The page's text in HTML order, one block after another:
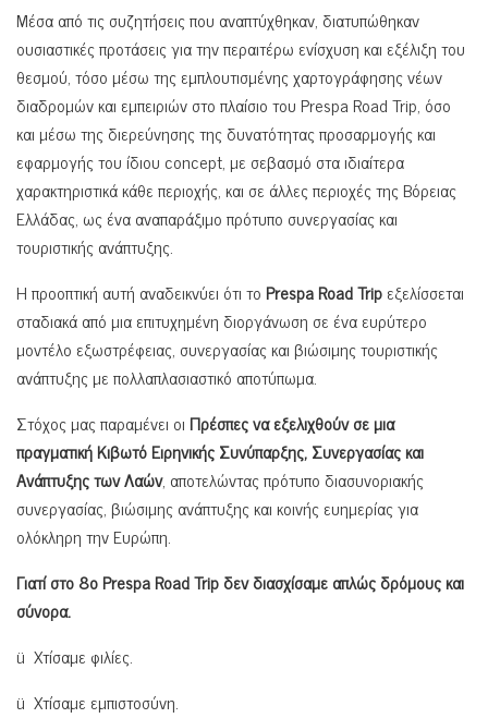
Μέσα από τις συζητήσεις που αναπτύχθηκαν, διατυπώθηκαν
ουσιαστικές προτάσεις για την περαιτέρω ενίσχυση και εξέλιξη του
θεσμού, τόσο μέσω της εμπλουτισμένης χαρτογράφησης νέων
διαδρομών και εμπειριών στο πλαίσιο του Prespa Road Trip, όσο
και μέσω της διερεύνησης της δυνατότητας προσαρμογής και
εφαρμογής του ίδιου concept, με σεβασμό στα ιδιαίτερα
χαρακτηριστικά κάθε περιοχής, και σε άλλες περιοχές της Βόρειας
Ελλάδας, ως ένα αναπαράξιμο πρότυπο συνεργασίας και
τουριστικής ανάπτυξης.
Η προοπτική αυτή αναδεικνύει ότι το Prespa Road Tripεξελίσσεται
σταδιακά από μια επιτυχημένη διοργάνωση σε ένα ευρύτερο
μοντέλο εξωστρέφειας, συνεργασίας και βιώσιμης τουριστικής
ανάπτυξης με πολλαπλασιαστικό αποτύπωμα.
Στόχος μας παραμένει οι Πρέσπες να εξελιχθούν σε μια
πραγματική Κιβωτό Ειρηνικής Συνύπαρξης, Συνεργασίας και
Ανάπτυξης των Λαών, αποτελώντας πρότυπο διασυνοριακής
συνεργασίας, βιώσιμης ανάπτυξης και κοινής ευημερίας για
ολόκληρη την Ευρώπη.
Γιατί στο 8ο Prespa Road Trip δεν διασχίσαμε απλώς δρόμους και
σύνορα.
ü Χτίσαμε φιλίες.
ü Χτίσαμε εμπιστοσύνη.